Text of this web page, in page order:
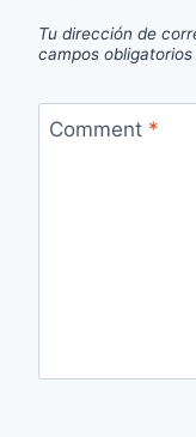
Tu dirección de
campos
Comment *